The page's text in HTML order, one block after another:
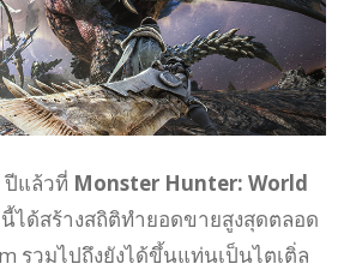
ปีแล้วที่ Monster Hunter: World
ได้สร้างสถิติทำยอดขายสูงสุดตลอด
รวมไปถึงยังได้ขึ้นแท่นเป็นไตเติ่ล